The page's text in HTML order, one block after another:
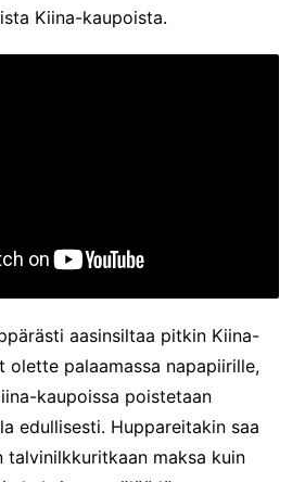
Kiina-kaupoista.
aasinsiltaa pitkin Kiina-
olette palaamassa napapiirille,
kaupoissa poistetaan
edullisesti. Huppareitakin saa
talvinilkkuritkaan maksa kuin